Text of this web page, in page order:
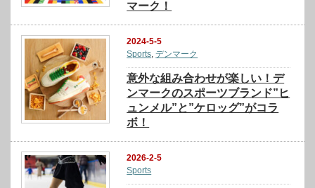
マーク！
2024-5-5
Sports,デンマーク
意外な組み合わせが楽しい！デ
ンマークのスポーツブランド”ヒ
ュンメル”と”ケロッグ”がコラ
ボ！
2026-2-5
Sports